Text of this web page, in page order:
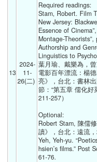
13
2024-
11-
26(二)
Required readings:
Stam, Robert. Film
New Jersey:
Essence of
Montage-
Authorship and
Linguistics to
葉月瑜、戴樂為，
電影百年漂流：楊
亮》，台北：書林
節：“第五章 儒化好
211-257）
Optional:
Robert Stam, 陳儒
讀》，台北：遠流，
Yeh, Yeh-yu.
hsien’s films.” Post
61-76.